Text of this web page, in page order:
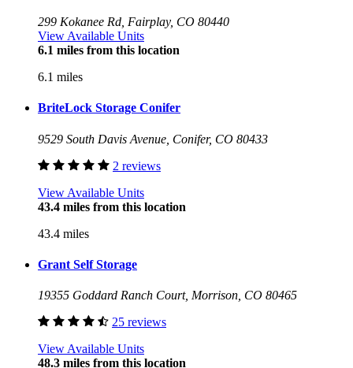
299 Kokanee Rd, Fairplay, CO 80440
View Available Units
6.1 miles from this location
6.1 miles
BriteLock Storage Conifer
9529 South Davis Avenue, Conifer, CO 80433
2 reviews
View Available Units
43.4 miles from this location
43.4 miles
Grant Self Storage
19355 Goddard Ranch Court, Morrison, CO 80465
25 reviews
View Available Units
48.3 miles from this location